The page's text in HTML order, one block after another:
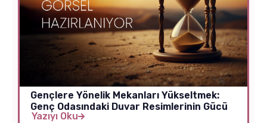
Gençlere Yönelik Mekanları Yükseltmek:
Genç Odasındaki Duvar Resimlerinin Gücü
Yazıyı Oku